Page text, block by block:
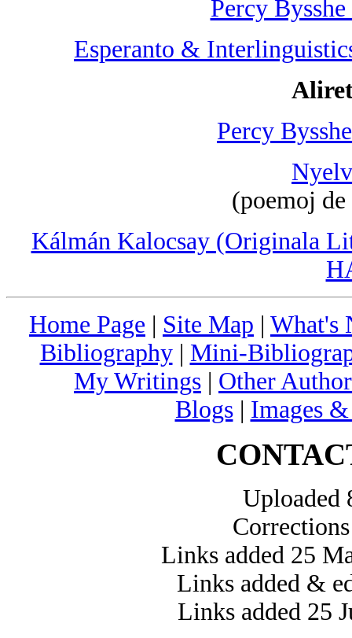
Percy
Esperanto &
Percy
(poemoj
Kálmán Kalocsay (Originala
Home Page | Site Map | What's
Bibliography| Mini-
My Writings | Other
Blogs| Images
Uploaded
Links added 25
Links added &
Links added 25